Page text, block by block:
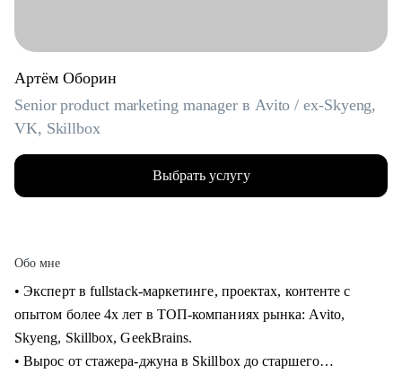
Артём Оборин
Senior product marketing manager в Avito / ex-Skyeng,
VK, Skillbox
Выбрать услугу
Обо мне
• Эксперт в fullstack-маркетинге, проектах, контенте с
опытом более 4х лет в ТОП-компаниях рынка: Avito,
Skyeng, Skillbox, GeekBrains.
• Вырос от стажера-джуна в Skillbox до старшего